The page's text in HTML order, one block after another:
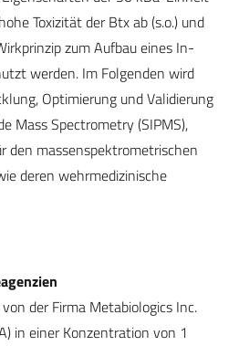
Toxizität der Btx ab (s.o.) und
zum Aufbau eines In-
werden. Im Folgenden wird
Optimierung und Validierung
Mass Spectrometry (SIPMS),
den massenspektrometrischen
deren wehrmedizinische
der Firma Metabiologics Inc.
in einer Konzentration von 1